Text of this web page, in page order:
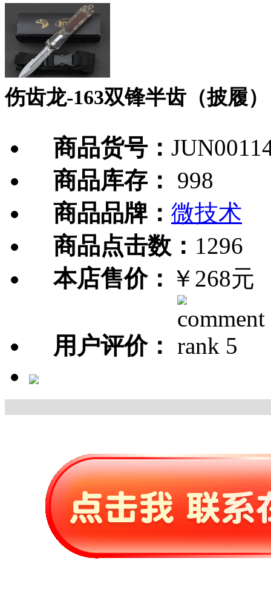
伤齿龙-163双锋半齿（披履）
商品货号：
商品库存：
998
商品品牌： 微技术
商品点击数： 1296
本店售价： ￥268元
用户评价：